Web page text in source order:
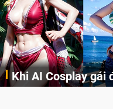
Khi AI Cosplay gái